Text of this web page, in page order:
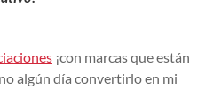
¡con marcas que están
algún día convertirlo en mi